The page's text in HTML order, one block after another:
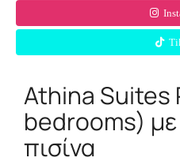
Athina Suites
bedrooms) με
πισίνα